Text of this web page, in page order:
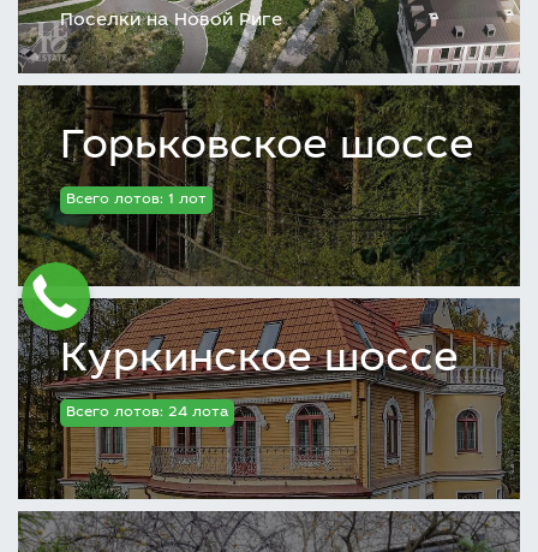
Поселки на Новой Риге
Горьковское шоссе
Всего лотов: 1 лот
Куркинское шоссе
Всего лотов: 24 лота